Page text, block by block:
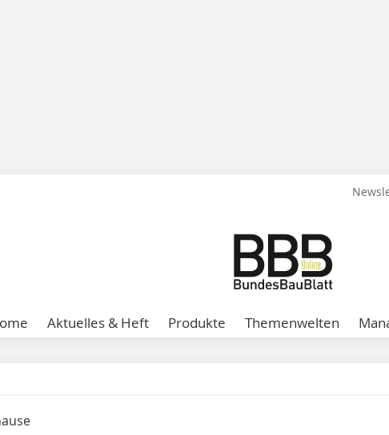
Aktuelles & Heft Produkte Themenwelten